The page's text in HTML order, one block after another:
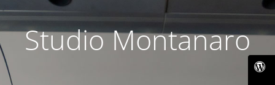
Studio Montanaro